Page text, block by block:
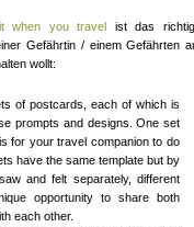
when you travel ist das
Gefährtin / einem Gefährten
wollt:
of postcards, each of which is
prompts and designs. One set
for your travel companion to do
have the same template but by
and felt separately, different
opportunity to share both
each other.